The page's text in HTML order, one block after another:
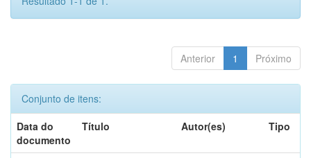
Anterior 1 Próximo
Conjunto de itens:
Data do
documento
Título Autor(es) Tipo